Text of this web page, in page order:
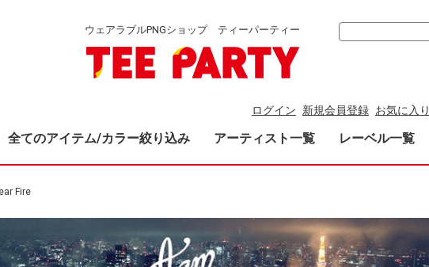
ウェアラブルPNGショップ ティーパーティー
ログイン 新規会員登録 お気に入り
全てのアイテム/カラー絞り込み アーティスト一覧 レーベル一覧
Fire